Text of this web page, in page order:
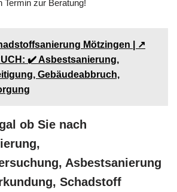
Termin zur Beratung!
Mötzingen | ↗️
✔️ Asbestsanierung,
Gebäudeabbruch,
ob Sie nach
Asbestsanierung
Schadstoff